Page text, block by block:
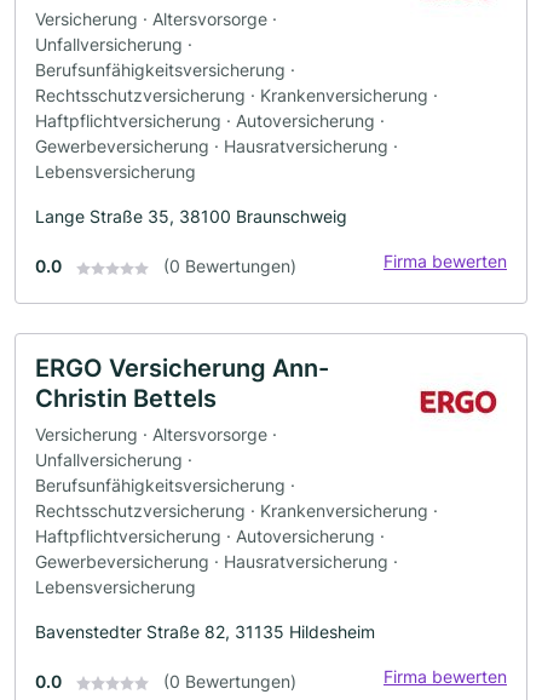
Versicherung · Altersvorsorge ·
Unfallversicherung ·
Berufsunfähigkeitsversicherung ·
Rechtsschutzversicherung · Krankenversicherung ·
Haftpflichtversicherung · Autoversicherung ·
Gewerbeversicherung · Hausratversicherung ·
Lebensversicherung
Lange Straße 35, 38100 Braunschweig
0.0 (0 Bewertungen) Firma bewerten
ERGO Versicherung Ann-
Christin Bettels
Versicherung · Altersvorsorge ·
Unfallversicherung ·
Berufsunfähigkeitsversicherung ·
Rechtsschutzversicherung · Krankenversicherung ·
Haftpflichtversicherung · Autoversicherung ·
Gewerbeversicherung · Hausratversicherung ·
Lebensversicherung
Bavenstedter Straße 82, 31135 Hildesheim
0.0 (0 Bewertungen) Firma bewerten